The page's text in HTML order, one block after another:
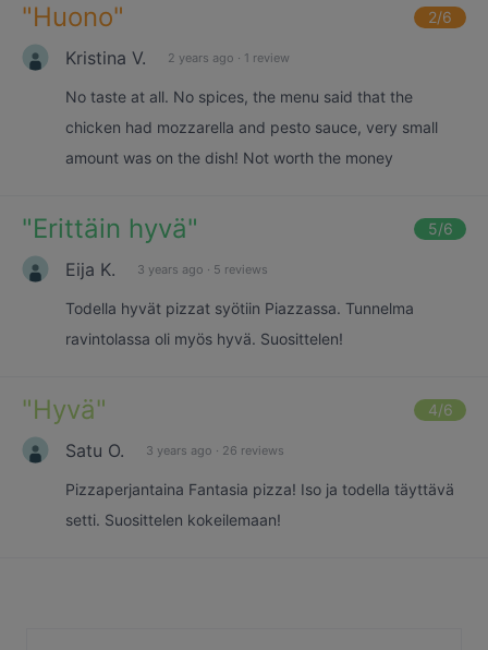
"Huono" 2/6
Kristina V. 2 years ago · 1 review
No taste at all. No spices, the menu said that the
chicken had mozzarella and pesto sauce, very small
amount was on the dish! Not worth the money
"Erittäin hyvä" 5/6
Eija K. 3 years ago · 5 reviews
Todella hyvät pizzat syötiin Piazzassa. Tunnelma
ravintolassa oli myös hyvä. Suosittelen!
"Hyvä" 4/6
Satu O. 3 years ago · 26 reviews
Pizzaperjantaina Fantasia pizza! Iso ja todella täyttävä
setti. Suosittelen kokeilemaan!